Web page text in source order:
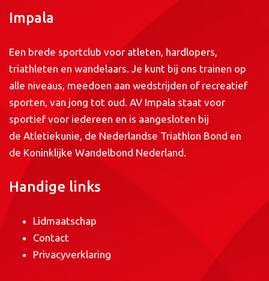
Impala
Een brede sportclub voor atleten, hardlopers,
triathleten en wandelaars. Je kunt bij ons trainen op
alle niveaus, meedoen aan wedstrijden of recreatief
sporten, van jong tot oud. AV Impala staat voor
sportief voor iedereen en is aangesloten bij
de Atletiekunie, de Nederlandse Triathlon Bond en
de Koninklijke Wandelbond Nederland.
Handige links
Lidmaatschap
Contact
Privacyverklaring